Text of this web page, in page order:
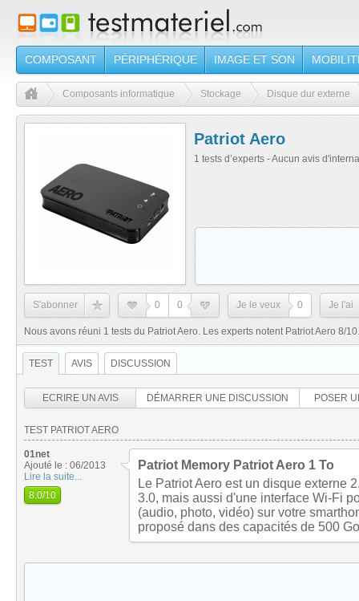
COMPOSANT PÉRIPHÉRIQUE IMAGE ET SON
Composants informatique Stockage Disque dur externe
Patriot Aero
1 tests d’experts - Aucun avis
S'abonner 0 0 Je le veux 0 Je l'ai
Nous avons réuni 1 tests du Patriot Aero. Les experts notent Patriot Aero 8/
TEST AVIS DISCUSSION
ECRIRE UN AVIS DÉMARRER UNE DISCUSSION POSER
TEST PATRIOT AERO
01net
Ajouté le : 06/2013
Lire la suite...
8.0/10
Patriot Memory Patriot Aero 1 To
Le Patriot Aero est un disque externe
3.0, mais aussi d'une interface Wi-Fi
(audio, photo, vidéo) sur votre
proposé dans des capacités de 500